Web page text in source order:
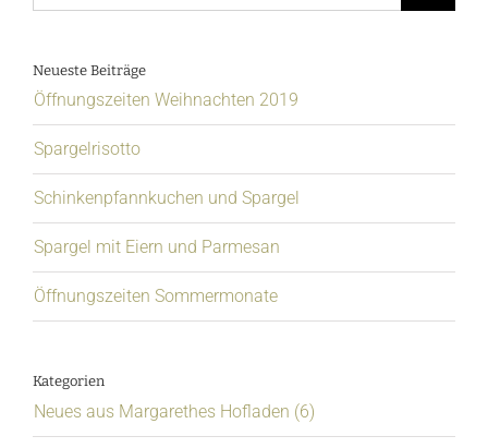
Neueste Beiträge
Öffnungszeiten Weihnachten 2019
Spargelrisotto
Schinkenpfannkuchen und Spargel
Spargel mit Eiern und Parmesan
Öffnungszeiten Sommermonate
Kategorien
Neues aus Margarethes Hofladen (6)